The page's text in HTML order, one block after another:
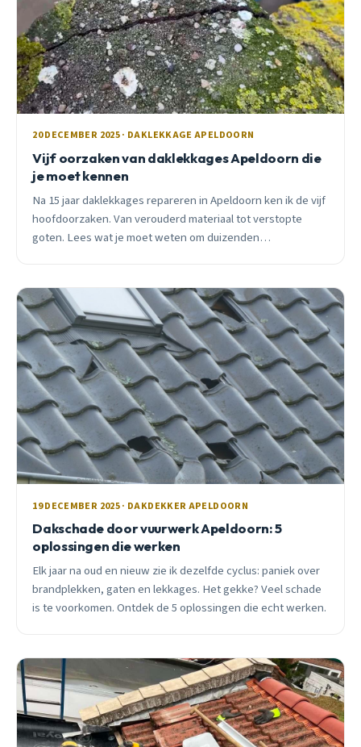
20 DECEMBER 2025 · DAKLEKKAGE APELDOORN
Vijf oorzaken van daklekkages Apeldoorn die
je moet kennen
Na 15 jaar daklekkages repareren in Apeldoorn ken ik de vijf
hoofdoorzaken. Van verouderd materiaal tot verstopte
goten. Lees wat je moet weten om duizenden
19 DECEMBER 2025 · DAKDEKKER APELDOORN
Dakschade door vuurwerk Apeldoorn: 5
oplossingen die werken
Elk jaar na oud en nieuw zie ik dezelfde cyclus: paniek over
brandplekken, gaten en lekkages. Het gekke? Veel schade
is te voorkomen. Ontdek de 5 oplossingen die echt werken.